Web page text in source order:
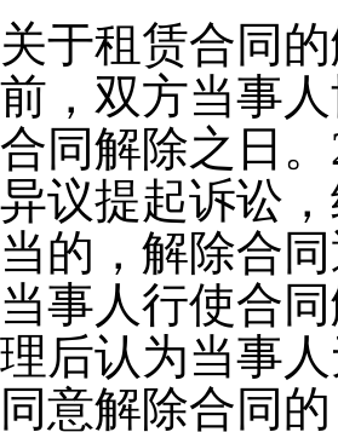
关于租赁合同
前，双方当事
合同解除之日
异议提起诉讼
当的，解除合
当事人行使合
理后认为当事
同意解除合同